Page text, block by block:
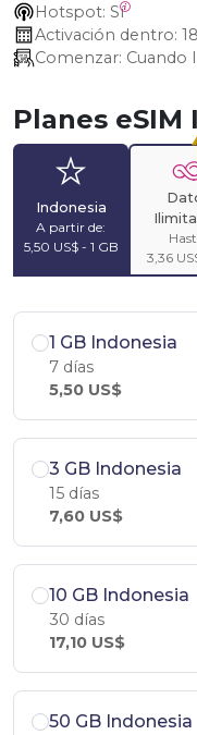
Hotspot: Sí
Activación dentro:
Comenzar: Cuando
Planes eSIM
Indonesia
A partir de:
5,50 US$ - 1 GB
3,36
1 GB Indonesia
7 días
5,50 US$
3 GB Indonesia
15 días
7,60 US$
10 GB Indonesia
30 días
17,10 US$
50 GB Indonesia